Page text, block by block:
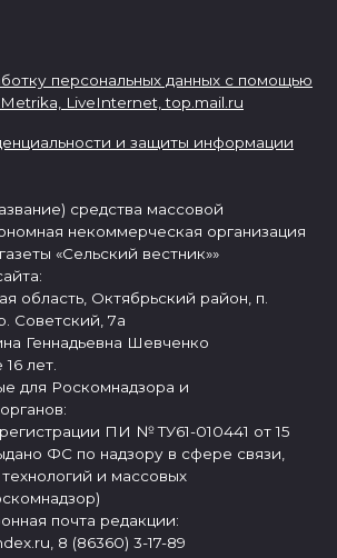
персональных данных с помощью
LiveInternet,top.mail.ru
и защиты информации
средства массовой
некоммерческая организация
«Сельский вестник»»
область, Октябрьский район, п.
Советский, 7а
Геннадьевна Шевченко
лет.
для Роскомнадзора и
ПИ № ТУ61-010441 от 15
ФС по надзору в сфере связи,
и массовых
почта редакции:
8 (86360) 3-17-89